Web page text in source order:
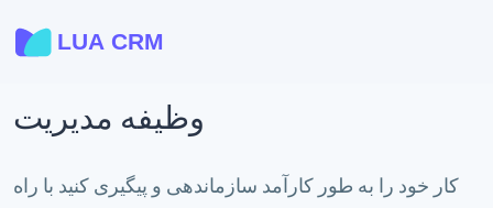
وظیفه مدیریت
کار خود را به طور کارآمد سازماندهی و پیگیری کنید با راه